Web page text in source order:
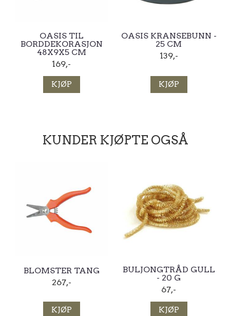
OASIS TIL
BORDDEKORASJON
48X9X5 CM
169,-
KJØP
OASIS KRANSEBUNN -
25 CM
139,-
KJØP
KUNDER KJØPTE OGSÅ
BLOMSTER TANG
267,-
KJØP
BULJONGTRÅD GULL
- 20 G
67,-
KJØP